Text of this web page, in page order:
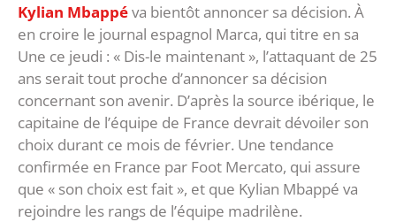
Kylian Mbappéva bientôt annoncer sa décision. À
en croire le journal espagnol Marca, qui titre en sa
Une ce jeudi : « Dis-le maintenant », l’attaquant de 25
ans serait tout proche d’annoncer sa décision
concernant son avenir. D’après la source ibérique, le
capitaine de l’équipe de France devrait dévoiler son
choix durant ce mois de février. Une tendance
confirmée en France par Foot Mercato, qui assure
que « son choix est fait », et que Kylian Mbappé va
rejoindre les rangs de l’équipe madrilène.